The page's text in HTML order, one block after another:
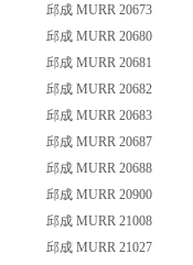
邱成 MURR 20673
邱成 MURR 20680
邱成 MURR 20681
邱成 MURR 20682
邱成 MURR 20683
邱成 MURR 20687
邱成 MURR 20688
邱成 MURR 20900
邱成 MURR 21008
邱成 MURR 21027